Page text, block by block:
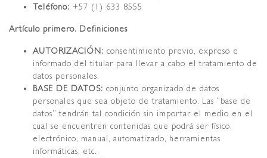
Teléfono: +57 (1) 633 8555
Artículo primero. Definiciones
AUTORIZACIÓN: consentimiento previo, expreso e
informado del titular para llevar a cabo el tratamiento de
datos personales.
BASE DE DATOS: conjunto organizado de datos
personales que sea objeto de tratamiento. Las “base de
datos” tendrán tal condición sin importar el medio en el
cual se encuentren contenidas que podrá ser físico,
electrónico, manual, automatizado, herramientas
informáticas, etc.